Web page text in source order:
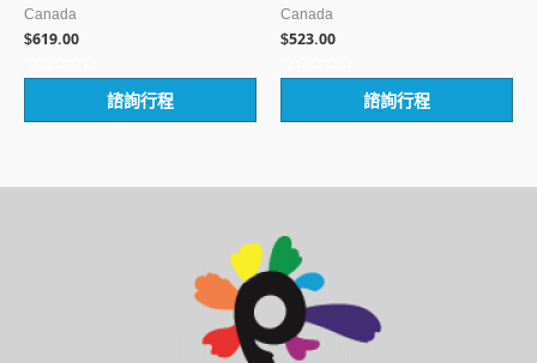
Canada
$619.00
評
滿
諮詢行程
Canada
$523.00
評
滿
諮詢行程